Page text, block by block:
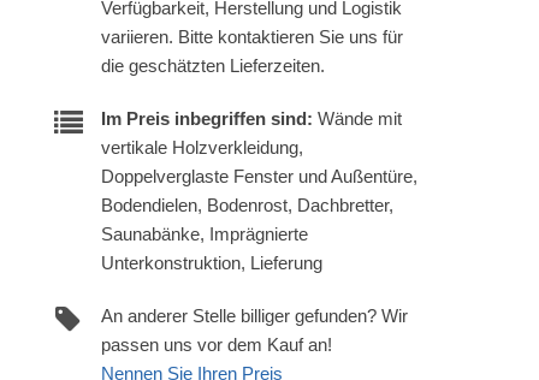
Verfügbarkeit, Herstellung und Logistik
variieren. Bitte kontaktieren Sie uns für
die geschätzten Lieferzeiten.
Im Preis inbegriffen sind: Wände mit
vertikale Holzverkleidung,
Doppelverglaste Fenster und Außentüre,
Bodendielen, Bodenrost, Dachbretter,
Saunabänke, Imprägnierte
Unterkonstruktion, Lieferung
An anderer Stelle billiger gefunden? Wir
passen uns vor dem Kauf an!
Nennen Sie Ihren Preis